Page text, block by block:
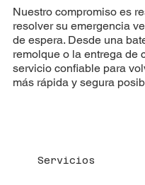
Nuestro compromiso es
resolver su emergencia
de espera. Desde una
remolque o la entrega de
servicio confiable para
más rápida y segura
Servicios